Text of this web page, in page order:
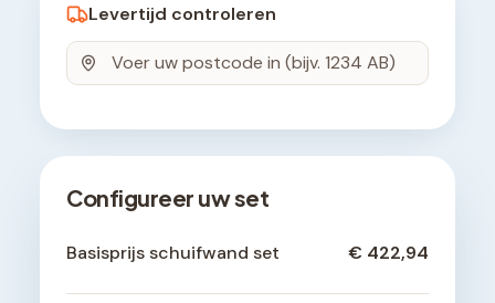
Levertijd controleren
Configureer uw set
Basisprijs schuifwand set € 422,94